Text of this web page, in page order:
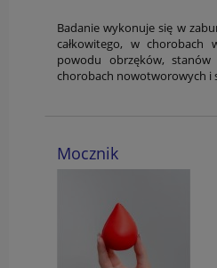
Badanie wykonuje się w
całkowitego, w chorobach
powodu obrzęków,
chorobach nowotworowych i
Mocznik